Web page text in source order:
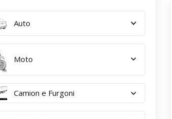
Auto
Moto
Camion e Furgoni